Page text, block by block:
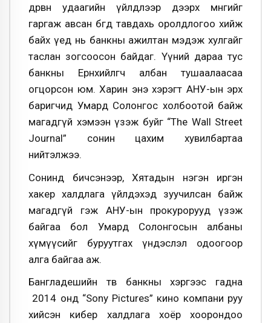
дөрвөн удаагийн үйлдлээр дээрх мөнгийг
гаргаж авсан бөгөөд тавдахь оролдлогоо хийж
байх үед нь банкны ажилтан мэдэж хулгайг
таслан зогсоосон байдаг. Үүний дараа тус
банкны Ерөнхийлөгч албан тушаалаасаа
огцорсон юм. Харин энэ хэрэгт АНУ-ын эрх
баригчид Умард Солонгос холбоотой байж
магадгүй хэмээн үзэж буйг “Тhe Wall Street
Journal” сонин цахим хувилбартаа
нийтэлжээ.
Сонинд бичсэнээр, Хятадын нэгэн иргэн
хакер халдлага үйлдэхэд зуучилсан байж
магадгүй гэж АНУ-ын прокурорууд үзэж
байгаа бол Умард Солонгосын албаны
хүмүүсийг буруутгах үндэслэл одоогоор
алга байгаа аж.
Бангладешийн төв банкны хэргээс гадна
2014 онд “Sony Pictures” кино компани руу
хийсэн кибер халдлага хоёр хоорондоо